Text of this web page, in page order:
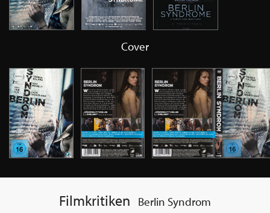
Cover
Filmkritiken Berlin Syndrom